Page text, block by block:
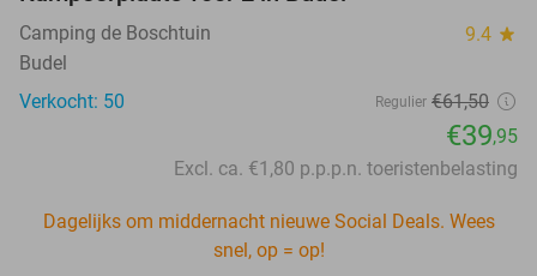
Camping de Boschtuin 9.4 star
Budel
Verkocht: 50
Regulier €61,50
€39,95
Excl. ca. €1,80 p.p.p.n. toeristenbelasting
Dagelijks om middernacht nieuwe Social Deals. Wees
snel, op = op!